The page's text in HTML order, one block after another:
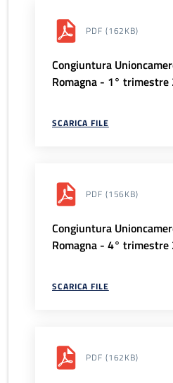
PDF (162KB)
Congiuntura
Romagna - 1° trimestre
SCARICA FILE
PDF (156KB)
Congiuntura
Romagna - 4° trimestre
SCARICA FILE
PDF (162KB)